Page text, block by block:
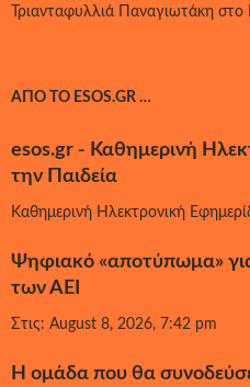
Τριανταφυλλιά Παναγιωτάκη στο
ΑΠΌ ΤΟ ESOS.GR …
esos.gr - Καθημερινή
την Παιδεία
Καθημερινή Ηλεκτρονική
Ψηφιακό «αποτύπωμα»
των ΑΕΙ
Στις: August 8, 2026, 7:42 pm
Η ομάδα που θα